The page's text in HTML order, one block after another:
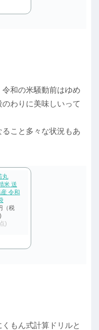
和の米騒動前はゆめ
わりに美味しいって
こと多々な状況もあ
丸
米 送
令和
（税
)
もん式計算ドリルと